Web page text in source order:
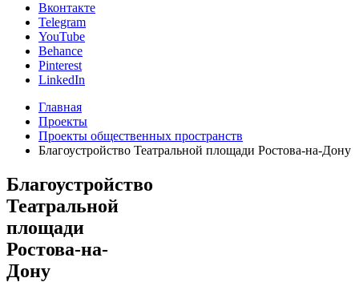
Вконтакте
Telegram
YouTube
Behance
Pinterest
LinkedIn
Главная
Проекты
Проекты общественных пространств
Благоустройство Театральной площади Ростова-на-Дону
Благоустройство
Театральной
площади
Ростова-на-
Дону